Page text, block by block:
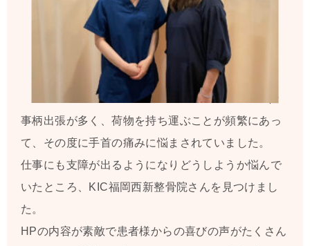
事柄出張が多く、荷物を持ち運ぶことが頻繁にあっ
て、その度に手首の痛みに悩まされていました。
仕事にも支障が出るようになりどうしようか悩んで
いたところ、KIC福岡西新整骨院さんを見つけまし
た。
HPの内容が素敵で患者様からの喜びの声がたくさん